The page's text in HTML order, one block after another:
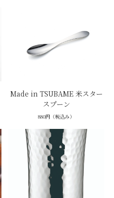
Made in TSUBAME 米スター
スプーン
880円（税込み）